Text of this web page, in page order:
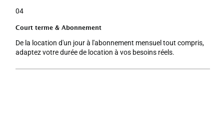
04
Court terme & Abonnement
De la location d'un jour à l'abonnement mensuel tout compris,
adaptez votre durée de location à vos besoins réels.